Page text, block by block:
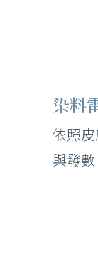
染料
依照
與發